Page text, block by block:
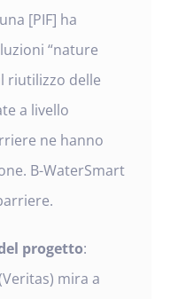
[PIF] ha
“nature
riutilizzo delle
a livello
ne hanno
B-WaterSmart
progetto:
mira a